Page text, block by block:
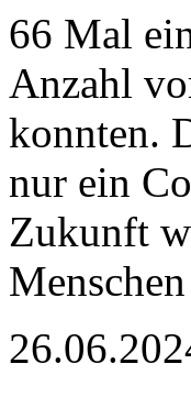
66 Mal
Anzahl
konnten.
nur ein
Zukunft